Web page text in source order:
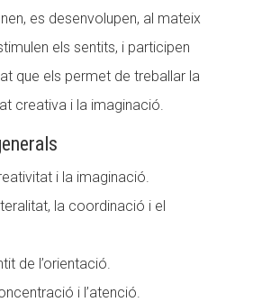
es desenvolupen, al mateix
els sentits, i participen
que els permet de treballar la
creativa i la imaginació.
i la imaginació.
la coordinació i el
de l’orientació.
i l’atenció.